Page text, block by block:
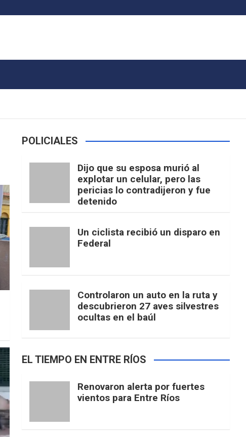
POLICIALES
Dijo que su esposa murió al
explotar un celular, pero las
pericias lo contradijeron y fue
detenido
Un ciclista recibió un disparo en
Federal
Controlaron un auto en la ruta y
descubrieron 27 aves silvestres
ocultas en el baúl
EL TIEMPO EN ENTRE RÍOS
Renovaron alerta por fuertes
vientos para Entre Ríos